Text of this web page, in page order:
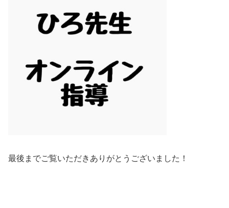
最後までご覧いただきありがとうございました！